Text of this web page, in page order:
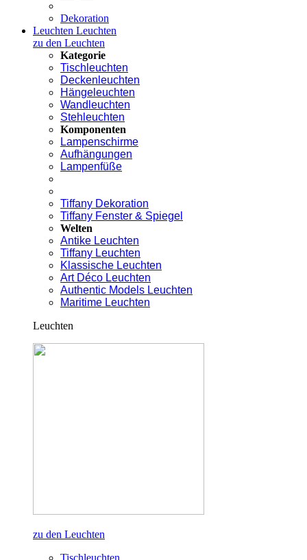
Dekoration
Leuchten Leuchten
zu den Leuchten
Kategorie
Tischleuchten
Deckenleuchten
Hängeleuchten
Wandleuchten
Stehleuchten
Komponenten
Lampenschirme
Aufhängungen
Lampenfüße
Tiffany Dekoration
Tiffany Fenster & Spiegel
Welten
Antike Leuchten
Tiffany Leuchten
Klassische Leuchten
Art Déco Leuchten
Authentic Models Leuchten
Maritime Leuchten
Leuchten
zu den Leuchten
Tischleuchten